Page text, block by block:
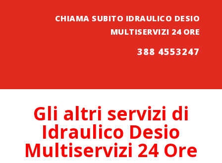
CHIAMA SUBITO IDRAULICO DESIO
MULTISERVIZI 24 ORE
388 4553247
Gli altri servizi di
Idraulico Desio
Multiservizi 24 Ore